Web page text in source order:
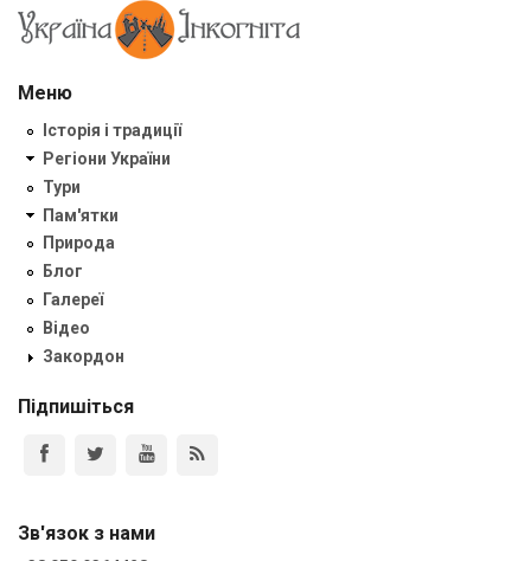
Меню
Історія і традиції
Регіони України
Тури
Пам'ятки
Природа
Блог
Галереї
Відео
Закордон
Підпишіться
Зв'язок з нами